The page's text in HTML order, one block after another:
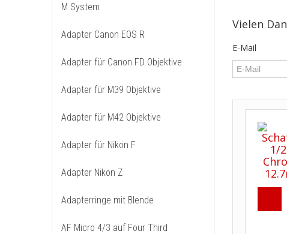
M System
Adapter Canon EOS R
Adapter für Canon FD Objektive
Adapter für M39 Objektive
Adapter für M42 Objektive
Adapter für Nikon F
Adapter Nikon Z
Adapterringe mit Blende
AF Micro 4/3 auf Four Third
Vielen
E-Mail